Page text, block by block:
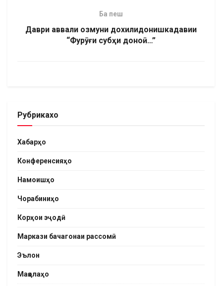
Ба пеш
Даври аввали озмуни дохилидонишкадавии
“Фурӯғи субҳи доноӣ…”
Рубрикахо
Хабарҳо
Конференсияҳо
Намоишҳо
Чорабиниҳо
Корҳои эҷодӣ
Маркази бачагонаи рассомӣ
Эълон
Мақолаҳо